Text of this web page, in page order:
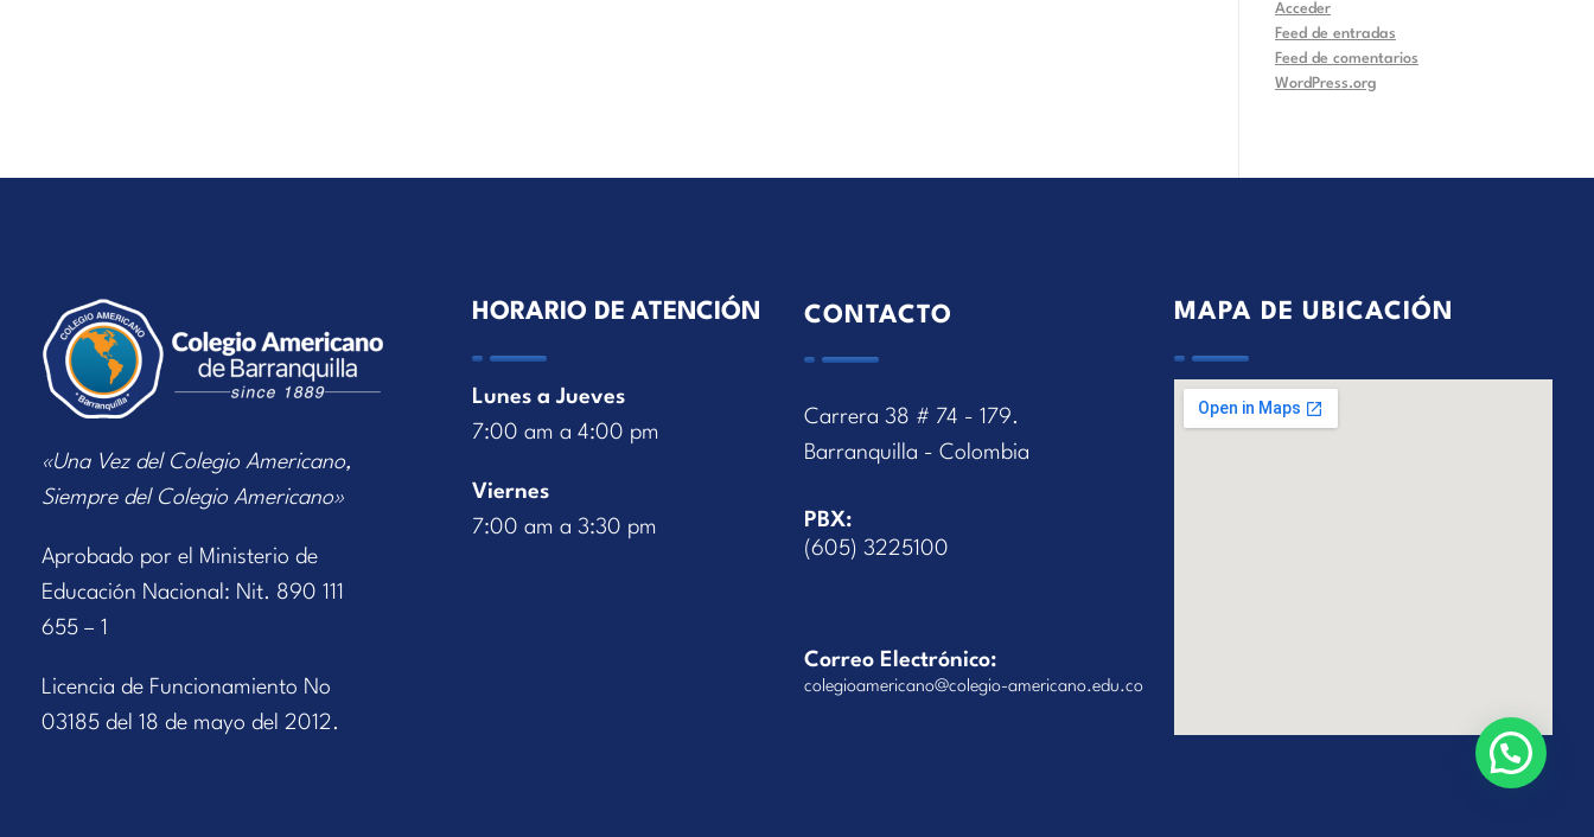
Acceder
Feed de entradas
Feed de comentarios
WordPress.org
«Una Vez del Colegio Americano,
Siempre del Colegio Americano»
Aprobado por el Ministerio de
Educación Nacional: Nit. 890 111
655 – 1
Licencia de Funcionamiento No
03185 del 18 de mayo del 2012.
HORARIO DE ATENCIÓN
Lunes a Jueves
7:00 am a 4:00 pm
Viernes
7:00 am a 3:30 pm
CONTACTO
Carrera 38 # 74 - 179.
Barranquilla - Colombia
PBX:
(605) 3225100
Correo Electrónico:
colegioamericano@colegio-americano.edu.co
MAPA DE UBICACIÓN